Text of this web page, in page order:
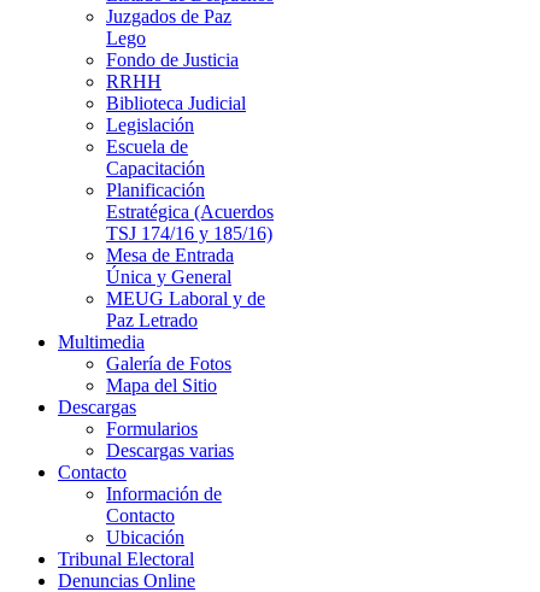
Juzgados de Paz
Lego
Fondo de Justicia
RRHH
Biblioteca Judicial
Legislación
Escuela de
Capacitación
Planificación
Estratégica (Acuerdos
TSJ 174/16 y 185/16)
Mesa de Entrada
Única y General
MEUG Laboral y de
Paz Letrado
Multimedia
Galería de Fotos
Mapa del Sitio
Descargas
Formularios
Descargas varias
Contacto
Información de
Contacto
Ubicación
Tribunal Electoral
Denuncias Online